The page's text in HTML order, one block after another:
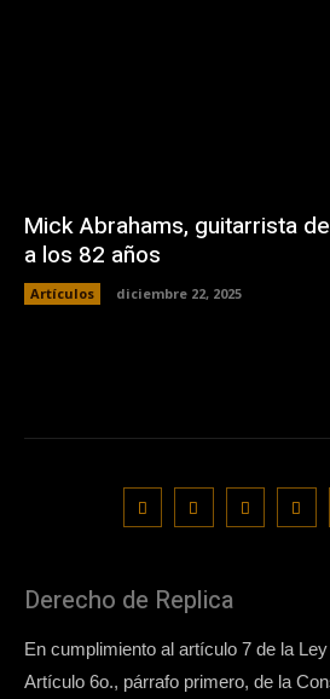
Mick Abrahams, guitarrista
a los 82 años
Artículos diciembre 22, 2025
Derecho de Replica
En cumplimiento al artículo 7 de la
Artículo 6o., párrafo primero, de la